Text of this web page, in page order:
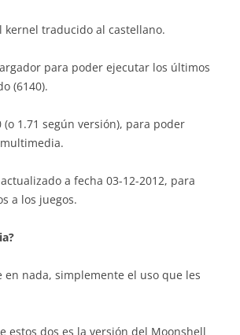
kernel traducido al castellano.
para poder ejecutar los últimos
(6140).
(o 1.71 según versión), para poder
a fecha 03-12-2012, para
a los juegos.
en nada, simplemente el uso que les
estos dos es la versión del Moonshell